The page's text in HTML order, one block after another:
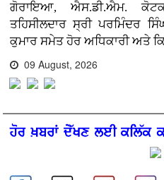
ਗੋਰਾਇਆ, ਐਸ.ਡੀ.ਐਮ.
ਤਹਿਸੀਲਦਾਰ ਸ੍ਰੀ ਪਰਮਿੰਦਰ
ਕੁਮਾਰ ਸਮੇਤ ਹੋਰ ਅਧਿਕਾਰੀ ਅਤੇ
09 August, 2026